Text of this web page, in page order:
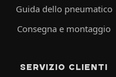
Guida dello pneumatico
Consegna e montaggio
SERVIZIO CLIENTI